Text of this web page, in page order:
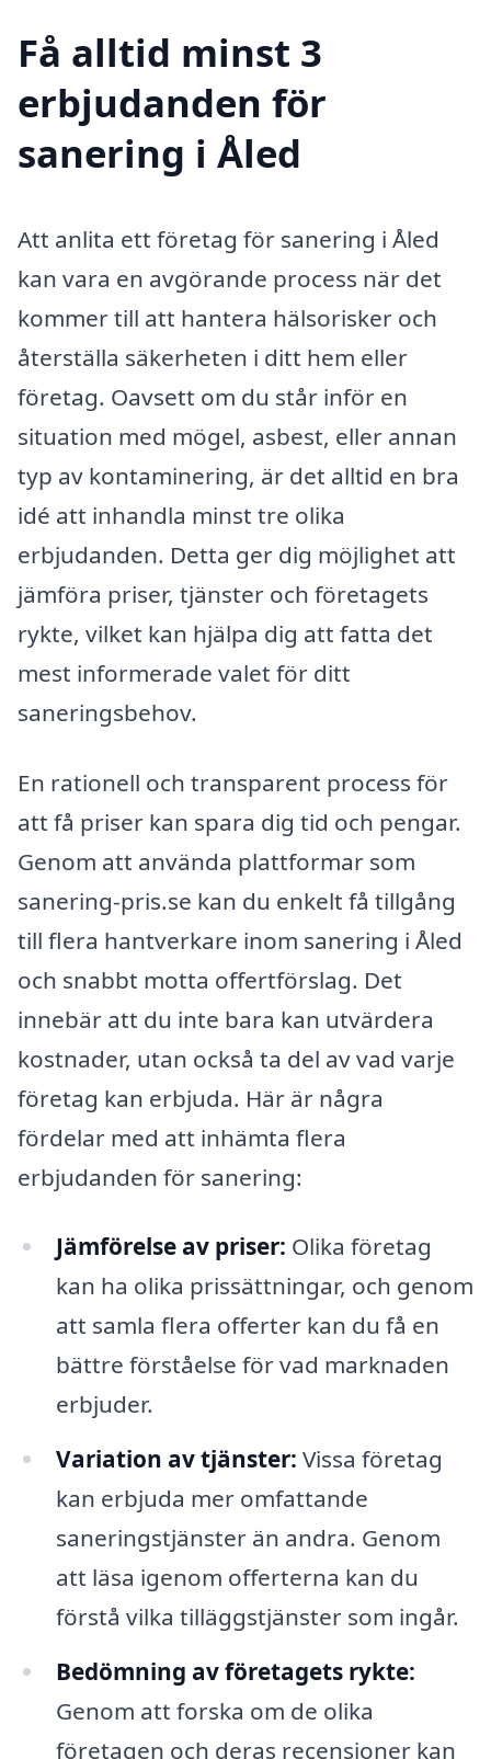
Få alltid minst 3
erbjudanden för
sanering i Åled
Att anlita ett företag för sanering i Åled
kan vara en avgörande process när det
kommer till att hantera hälsorisker och
återställa säkerheten i ditt hem eller
företag. Oavsett om du står inför en
situation med mögel, asbest, eller annan
typ av kontaminering, är det alltid en bra
idé att inhandla minst tre olika
erbjudanden. Detta ger dig möjlighet att
jämföra priser, tjänster och företagets
rykte, vilket kan hjälpa dig att fatta det
mest informerade valet för ditt
saneringsbehov.
En rationell och transparent process för
att få priser kan spara dig tid och pengar.
Genom att använda plattformar som
sanering-pris.se kan du enkelt få tillgång
till flera hantverkare inom sanering i Åled
och snabbt motta offertförslag. Det
innebär att du inte bara kan utvärdera
kostnader, utan också ta del av vad varje
företag kan erbjuda. Här är några
fördelar med att inhämta flera
erbjudanden för sanering:
Jämförelse av priser: Olika företag
kan ha olika prissättningar, och genom
att samla flera offerter kan du få en
bättre förståelse för vad marknaden
erbjuder.
Variation av tjänster: Vissa företag
kan erbjuda mer omfattande
saneringstjänster än andra. Genom
att läsa igenom offerterna kan du
förstå vilka tilläggstjänster som ingår.
Bedömning av företagets rykte:
Genom att forska om de olika
företagen och deras recensioner kan